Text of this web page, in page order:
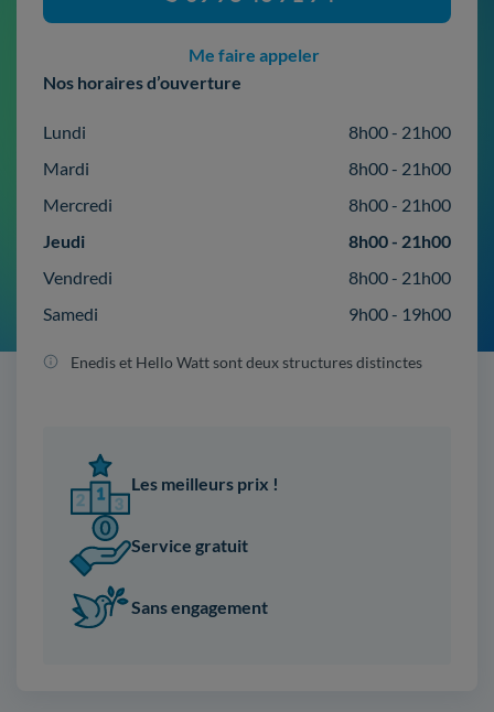
Me faire appeler
Nos horaires d’ouverture
Lundi
8h00 - 21h00
Mardi
8h00 - 21h00
Mercredi
8h00 - 21h00
Jeudi
8h00 - 21h00
Vendredi
8h00 - 21h00
Samedi
9h00 - 19h00
Enedis et Hello Watt sont deux structures distinctes
Les meilleurs prix !
Service gratuit
Sans engagement